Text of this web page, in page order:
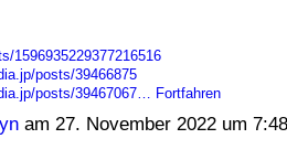
1596935229377216516
posts/39466875
posts/39467067…
Fortfahren
am 27. November 2022 um